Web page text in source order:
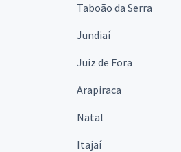
Taboão da Serra
Jundiaí
Juiz de Fora
Arapiraca
Natal
Itajaí